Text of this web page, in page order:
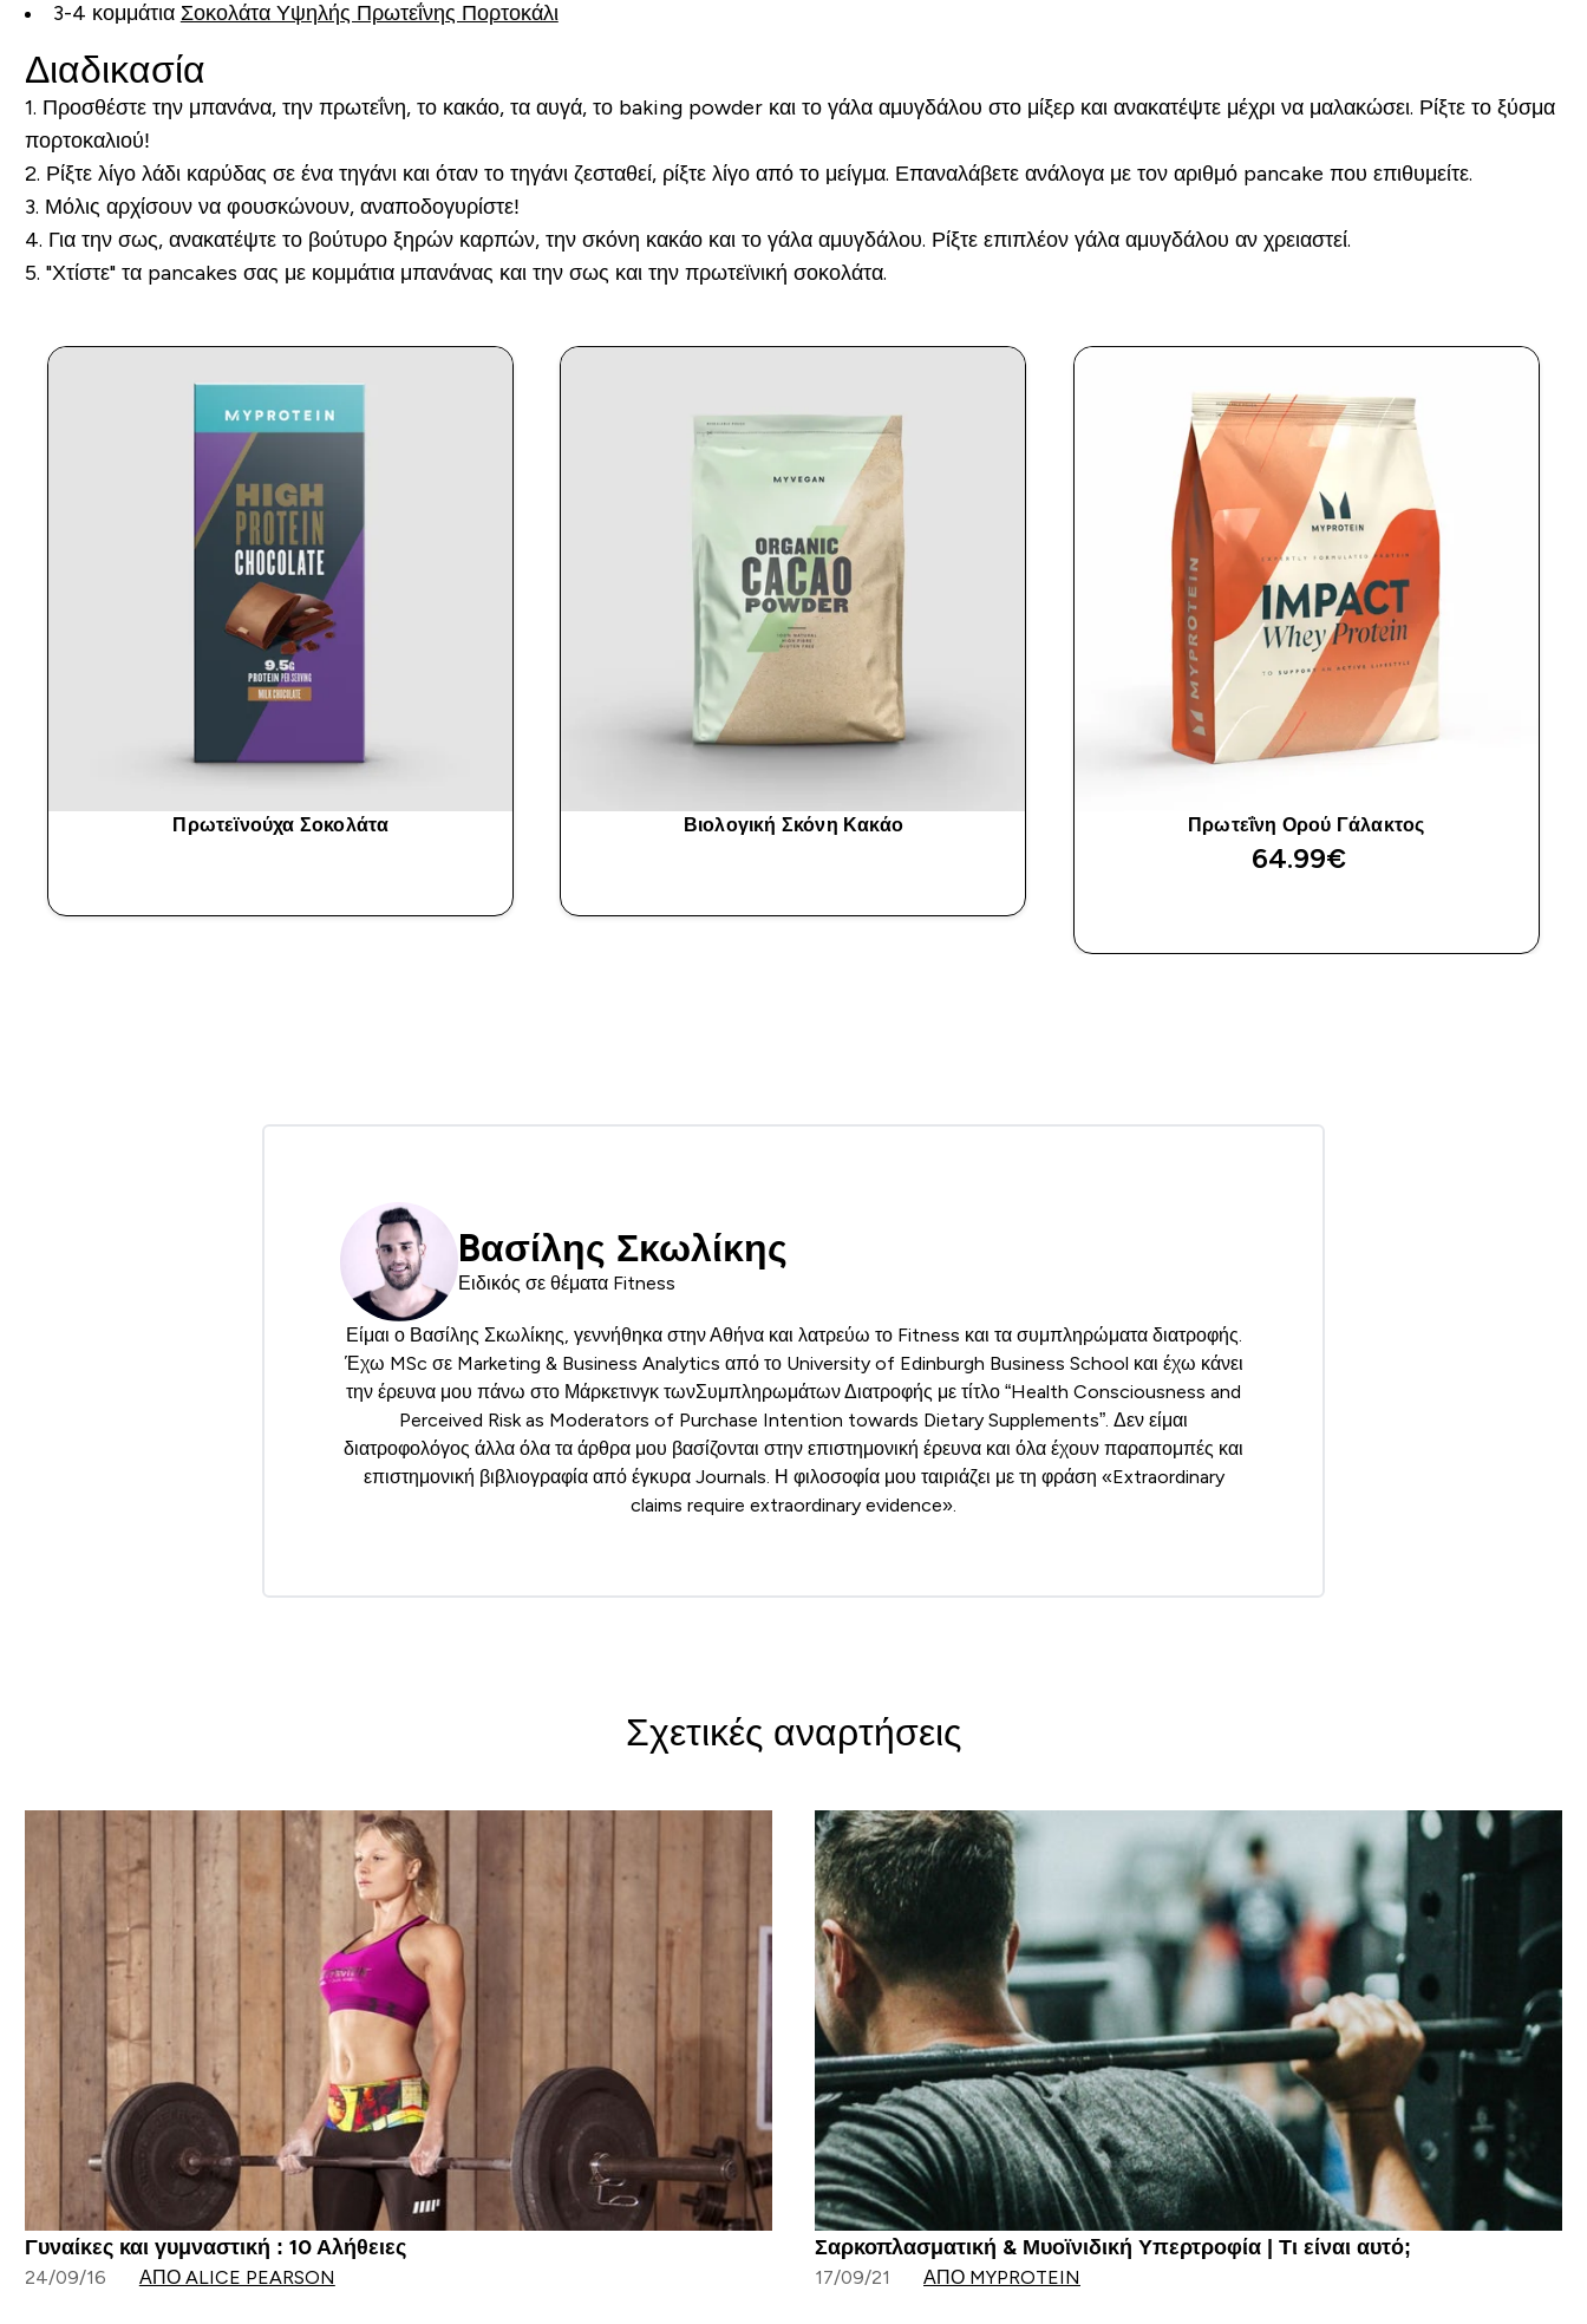
3-4 κομμάτια Σοκολάτα Υψηλής Πρωτεΐνης Πορτοκάλι
Διαδικασία
1. Προσθέστε την μπανάνα, την πρωτεΐνη, το κακάο, τα αυγά, το baking powder και το γάλα αμυγδάλου στο μίξερ και ανακατέψτε μέχρι να μαλακώσει. Ρίξτε το ξύσμα
πορτοκαλιού!
2. Ρίξτε λίγο λάδι καρύδας σε ένα τηγάνι και όταν το τηγάνι ζεσταθεί, ρίξτε λίγο από το μείγμα. Επαναλάβετε ανάλογα με τον αριθμό pancake που επιθυμείτε.
3. Μόλις αρχίσουν να φουσκώνουν, αναποδογυρίστε!
4. Για την σως, ανακατέψτε το βούτυρο ξηρών καρπών, την σκόνη κακάο και το γάλα αμυγδάλου. Ρίξτε επιπλέον γάλα αμυγδάλου αν χρειαστεί.
5. "Χτίστε" τα pancakes σας με κομμάτια μπανάνας και την σως και την πρωτεϊνική σοκολάτα.
Πρωτεϊνούχα Σοκολάτα Βιολογική Σκόνη Κακάο Πρωτεΐνη Ορού Γάλακτος
64.99€‎
Bασίλης Σκωλίκης
Ειδικός σε θέματα Fitness
Είμαι ο Βασίλης Σκωλίκης, γεννήθηκα στην Αθήνα και λατρεύω το Fitness και τα συμπληρώματα διατροφής.
Έχω MSc σε Marketing & Business Analytics από το University of Edinburgh Business School και έχω κάνει
την έρευνα μου πάνω στο Μάρκετινγκ τωνΣυμπληρωμάτων Διατροφής με τίτλο “Health Consciousness and
Perceived Risk as Moderators of Purchase Intention towards Dietary Supplements”. Δεν είμαι
διατροφολόγος άλλα όλα τα άρθρα μου βασίζονται στην επιστημονική έρευνα και όλα έχουν παραπομπές και
επιστημονική βιβλιογραφία από έγκυρα Journals. Η φιλοσοφία μου ταιριάζει με τη φράση «Extraordinary
claims require extraordinary evidence».
Σχετικές αναρτήσεις
Γυναίκες και γυμναστική : 10 Αλήθειες
24/09/16 ΑΠΌ ALICE PEARSON
Σαρκοπλασματική & Μυοϊνιδική Υπερτροφία | Τι είναι αυτό;
17/09/21 ΑΠΌ MYPROTEIN